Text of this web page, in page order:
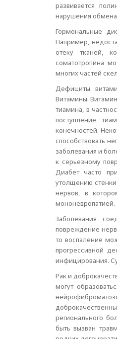
развивается
нарушения
Гормональные
Например,
отеку тканей,
соматотропина
многих частей
Дефициты
Витамины.
тиамина, в
поступление
конечностей.
способствовать
заболевания и
к серьезному
Диабет часто
утолщению
нервов, в
мононевропатией.
Заболевания
повреждение
то воспаление
прогрессивной
инфицирования.
Рак и
могут
регионального
быть вызван